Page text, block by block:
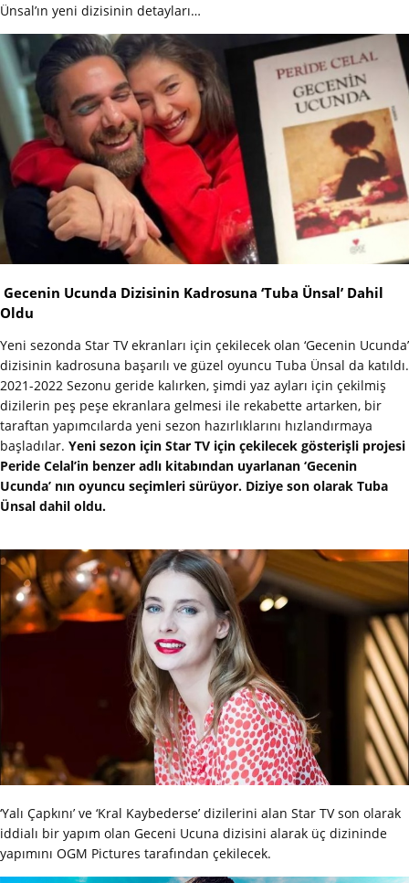
Ünsal’ın yeni dizisinin detayları…
Gecenin Ucunda Dizisinin Kadrosuna ‘Tuba Ünsal’ Dahil
Oldu
Yeni sezonda Star TV ekranları için çekilecek olan ‘Gecenin Ucunda’
dizisinin kadrosuna başarılı ve güzel oyuncu Tuba Ünsal da katıldı.
2021-2022 Sezonu geride kalırken, şimdi yaz ayları için çekilmiş
dizilerin peş peşe ekranlara gelmesi ile rekabette artarken, bir
taraftan yapımcılarda yeni sezon hazırlıklarını hızlandırmaya
başladılar. Yeni sezon için Star TV için çekilecek gösterişli projesi
Peride Celal’in benzer adlı kitabından uyarlanan ‘Gecenin
Ucunda’ nın oyuncu seçimleri sürüyor. Diziye son olarak Tuba
Ünsal dahil oldu.
‘Yalı Çapkını’ ve ‘Kral Kaybederse’ dizilerini alan Star TV son olarak
iddialı bir yapım olan Geceni Ucuna dizisini alarak üç dizininde
yapımını OGM Pictures tarafından çekilecek.